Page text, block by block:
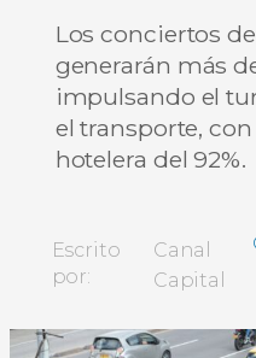
Los conciertos
generarán más
impulsando el
el transporte,
hotelera del 92%.
Escrito
por:
Canal
Capital